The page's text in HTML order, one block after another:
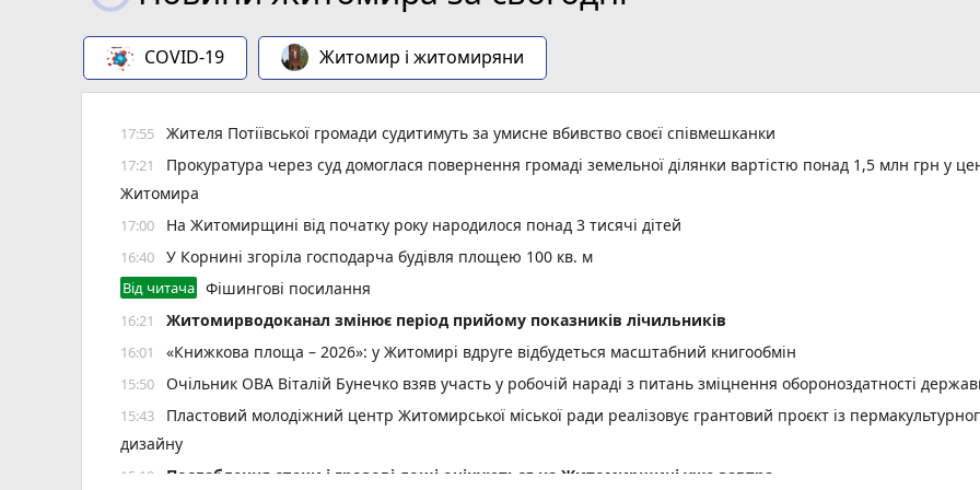
COVID-19 Житомир і житомиряни
17:55 Жителя Потіївської громади судитимуть за умисне вбивство своєї співмешканки
17:21
Прокуратура через суд домоглася повернення громаді земельної ділянки вартістю понад 1,5 млн грн у
Житомира
17:00 На Житомирщині від початку року народилося понад 3 тисячі дітей
16:40 У Корнині згоріла господарча будівля площею 100 кв. м
Від читача Фішингові посилання
16:21 Житомирводоканал змінює період прийому показників лічильників
16:01 «Книжкова площа – 2026»: у Житомирі вдруге відбудеться масштабний книгообмін
15:50 Очільник ОВА Віталій Бунечко взяв участь у робочій нараді з питань зміцнення обороноздатності
15:43
Пластовий молодіжний центр Житомирської міської ради реалізовує грантовий проєкт із
дизайну
15:19 Послаблення спеки і грозові дощі очікуються на Житомирщині уже завтра